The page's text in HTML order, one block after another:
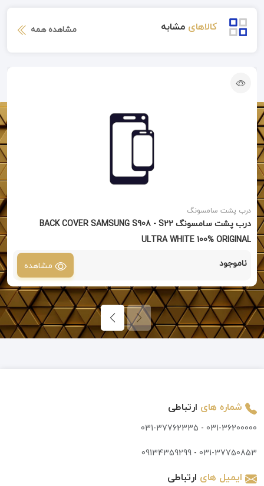
کالاهای مشابه مشاهده همه
درب پشت سامسونگ
درب پشت سامسونگ BACK COVER SAMSUNG S908 - S22
ULTRA WHITE 100% ORIGINAL
ناموجود مشاهده
شماره های ارتباطی
031-36200000
-
031-37762335
031-37750853
-
09134359299
ایمیل های ارتباطی